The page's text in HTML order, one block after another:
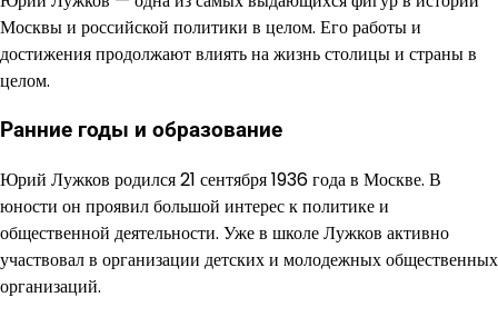
Москвы и российской политики в целом. Его работы и
достижения продолжают влиять на жизнь столицы и страны в
целом.
Ранние годы и образование
Юрий Лужков родился 21 сентября 1936 года в Москве. В
юности он проявил большой интерес к политике и
общественной деятельности. Уже в школе Лужков активно
участвовал в организации детских и молодежных общественных
организаций.